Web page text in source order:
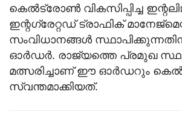
കെല്‍ട്രോണ്‍ വികസിപ്പിച്ച
ഇന്റഗ്രേറ്റഡ് ട്രാഫിക്
സംവിധാനങ്ങള്‍
ഓര്‍ഡര്‍. രാജ്യത്തെ പ്രമുഖ
മത്സരിച്ചാണ് ഈ ഓര്‍ഡറും
സ്വന്തമാക്കിയത്.